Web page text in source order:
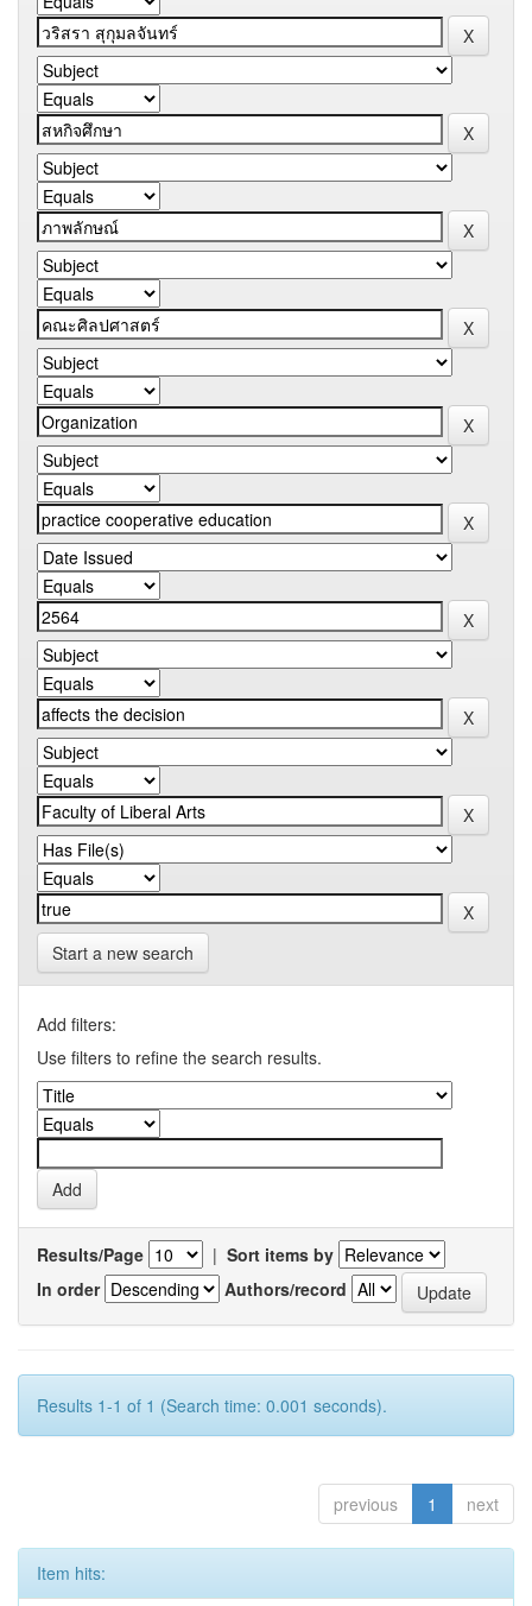
Start a new search
Add filters:
Use filters to refine the search results.
Results/Page | Sort items by
In order
Authors/record
Results 1-1 of 1 (Search time: 0.001 seconds).
previous 1 next
Item hits: